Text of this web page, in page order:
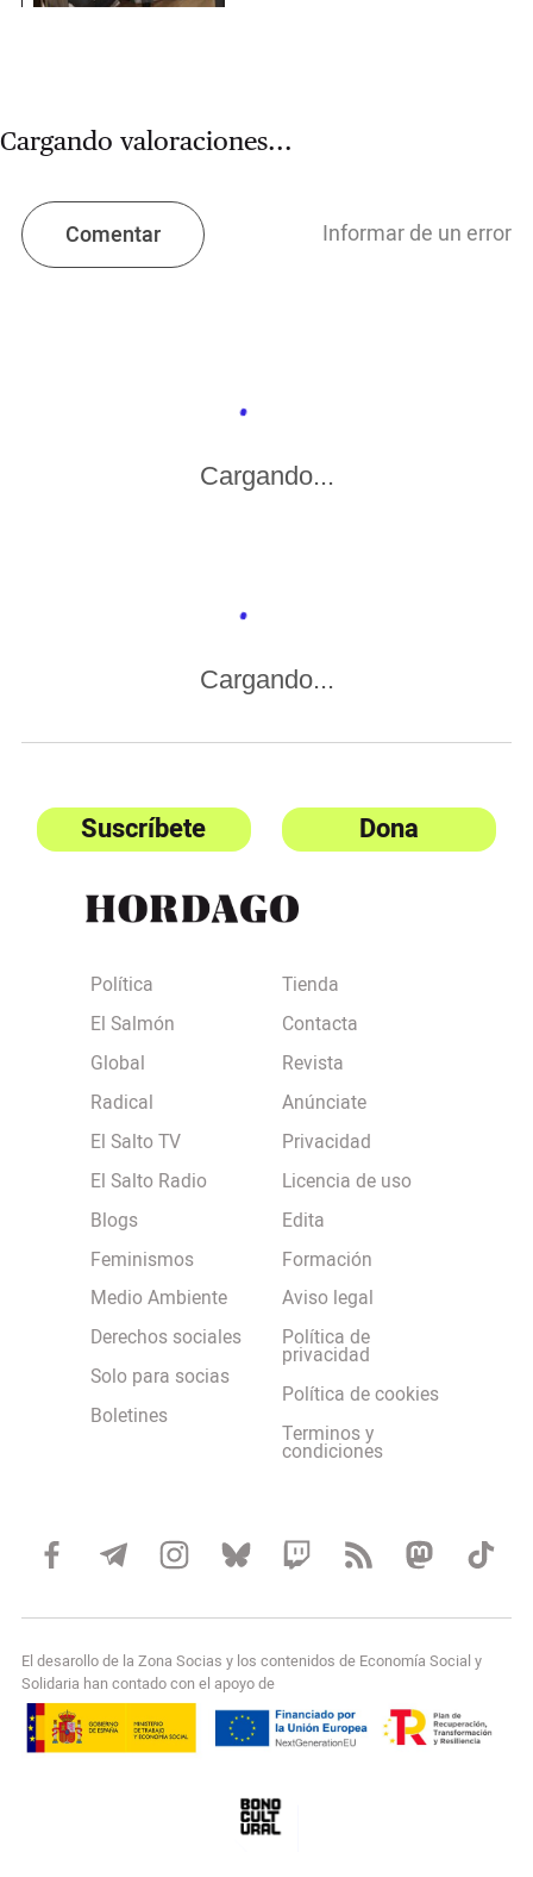
Cargando valoraciones...
Comentar Informar de un error
Cargando...
Cargando...
Suscríbete Dona
Política
El Salmón
Global
Radical
El Salto TV
El Salto Radio
Blogs
Feminismos
Medio Ambiente
Derechos sociales
Solo para socias
Boletines
Tienda
Contacta
Revista
Anúnciate
Privacidad
Licencia de uso
Edita
Formación
Aviso legal
Política de
privacidad
Política de cookies
Terminos y
condiciones
El desarollo de la Zona Socias y los contenidos de Economía Social y
Solidaria han contado con el apoyo de